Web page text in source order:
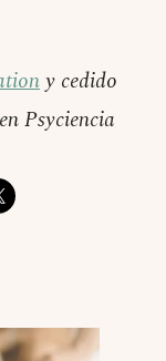
y cedido
Psyciencia